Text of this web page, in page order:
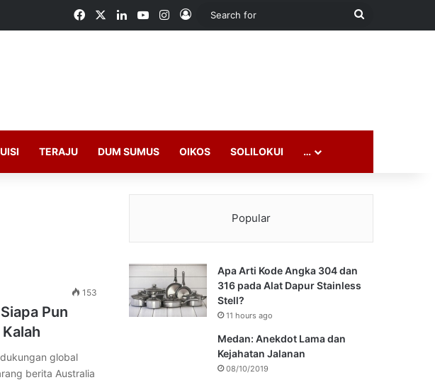
FacebookLinkedInYouTubeInstagram
Log In
Search
TERAJU DUM SUMUS OIKOS SOLILOKUI …
153
Pun
global
berita Australia
Popular
Apa Arti Kode Angka 304 dan
316 pada Alat Dapur Stainless
Stell?
11 hours ago
Medan: Anekdot Lama dan
Kejahatan Jalanan
08/10/2019